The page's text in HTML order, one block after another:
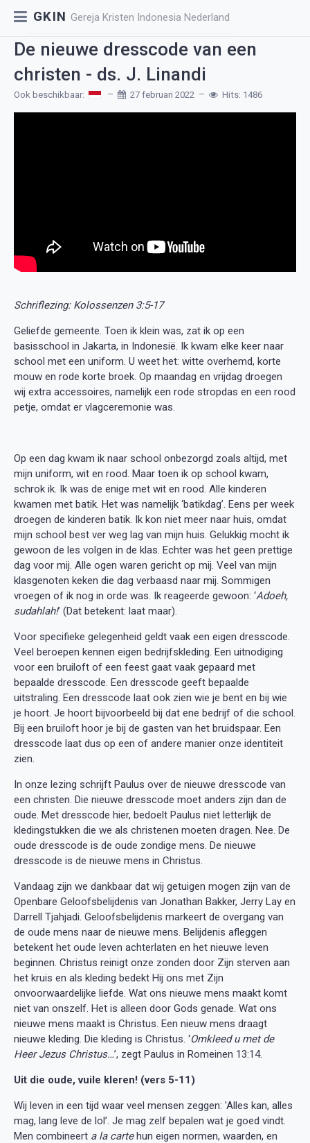
GKIN Gereja Kristen Indonesia Nederland
De nieuwe dresscode van een
christen - ds. J. Linandi
Ook beschikbaar: 27 februari 2022 Hits: 1486
Schriflezing: Kolossenzen 3:5-17
Geliefde gemeente. Toen ik klein was, zat ik op een
basisschool in Jakarta, in Indonesië. Ik kwam elke keer naar
school met een uniform. U weet het: witte overhemd, korte
mouw en rode korte broek. Op maandag en vrijdag droegen
wij extra accessoires, namelijk een rode stropdas en een rood
petje, omdat er vlagceremonie was.
Op een dag kwam ik naar school onbezorgd zoals altijd, met
mijn uniform, wit en rood. Maar toen ik op school kwam,
schrok ik. Ik was de enige met wit en rood. Alle kinderen
kwamen met batik. Het was namelijk ‘batikdag’. Eens per week
droegen de kinderen batik. Ik kon niet meer naar huis, omdat
mijn school best ver weg lag van mijn huis. Gelukkig mocht ik
gewoon de les volgen in de klas. Echter was het geen prettige
dag voor mij. Alle ogen waren gericht op mij. Veel van mijn
klasgenoten keken die dag verbaasd naar mij. Sommigen
vroegen of ik nog in orde was. Ik reageerde gewoon: ‘Adoeh,
sudahlah!’ (Dat betekent: laat maar).
Voor specifieke gelegenheid geldt vaak een eigen dresscode.
Veel beroepen kennen eigen bedrijfskleding. Een uitnodiging
voor een bruiloft of een feest gaat vaak gepaard met
bepaalde dresscode. Een dresscode geeft bepaalde
uitstraling. Een dresscode laat ook zien wie je bent en bij wie
je hoort. Je hoort bijvoorbeeld bij dat ene bedrijf of die school.
Bij een bruiloft hoor je bij de gasten van het bruidspaar. Een
dresscode laat dus op een of andere manier onze identiteit
zien.
In onze lezing schrijft Paulus over de nieuwe dresscode van
een christen. Die nieuwe dresscode moet anders zijn dan de
oude. Met dresscode hier, bedoelt Paulus niet letterlijk de
kledingstukken die we als christenen moeten dragen. Nee. De
oude dresscode is de oude zondige mens. De nieuwe
dresscode is de nieuwe mens in Christus.
Vandaag zijn we dankbaar dat wij getuigen mogen zijn van de
Openbare Geloofsbelijdenis van Jonathan Bakker, Jerry Lay en
Darrell Tjahjadi. Geloofsbelijdenis markeert de overgang van
de oude mens naar de nieuwe mens. Belijdenis afleggen
betekent het oude leven achterlaten en het nieuwe leven
beginnen. Christus reinigt onze zonden door Zijn sterven aan
het kruis en als kleding bedekt Hij ons met Zijn
onvoorwaardelijke liefde. Wat ons nieuwe mens maakt komt
niet van onszelf. Het is alleen door Gods genade. Wat ons
nieuwe mens maakt is Christus. Een nieuw mens draagt
nieuwe kleding. Die kleding is Christus. ‘Omkleed u met de
Heer Jezus Christus…’, zegt Paulus in Romeinen 13:14.
Uit die oude, vuile kleren! (vers 5-11)
Wij leven in een tijd waar veel mensen zeggen: 'Alles kan, alles
mag, lang leve de lol’. Je mag zelf bepalen wat je goed vindt.
Men combineert a la cartehun eigen normen, waarden, en